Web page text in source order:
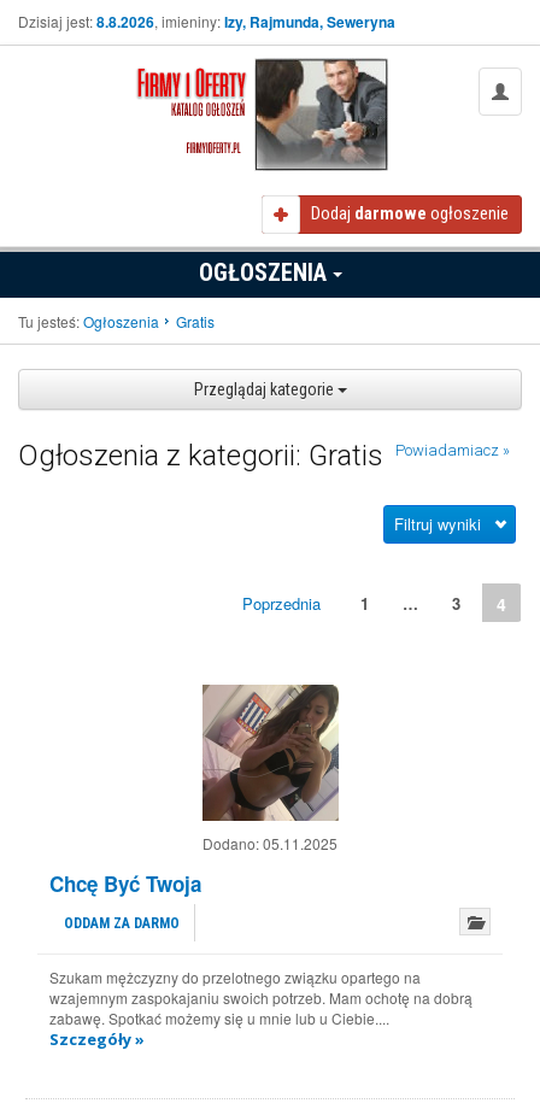
Dzisiaj jest:8.8.2026, imieniny:Izy, Rajmunda, Seweryna
Dodaj darmowe ogłoszenie
OGŁOSZENIA
Tu jesteś:Ogłoszenia Gratis
Przeglądaj kategorie
Ogłoszenia z kategorii: Gratis Powiadamiacz »
Filtruj wyniki
Poprzednia 1 … 3 4
Dodano:05.11.2025
Chcę Być Twoja
ODDAM ZA DARMO
Szukam mężczyzny do przelotnego związku opartego na
wzajemnym zaspokajaniu swoich potrzeb. Mam ochotę na dobrą
zabawę. Spotkać możemy się u mnie lub u Ciebie....
Szczegóły »